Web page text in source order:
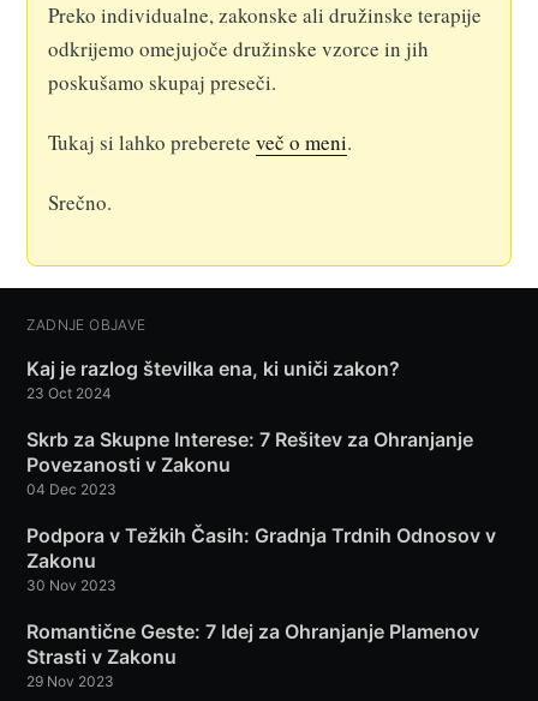
Preko individualne, zakonske ali družinske terapije
odkrijemo omejujoče družinske vzorce in jih
poskušamo skupaj preseči.
Tukaj si lahko prebereteveč o meni.
Srečno.
ZADNJE OBJAVE
Kaj je razlog številka ena, ki uniči zakon?
23 Oct 2024
Skrb za Skupne Interese: 7 Rešitev za Ohranjanje
Povezanosti v Zakonu
04 Dec 2023
Podpora v Težkih Časih: Gradnja Trdnih Odnosov v
Zakonu
30 Nov 2023
Romantične Geste: 7 Idej za Ohranjanje Plamenov
Strasti v Zakonu
29 Nov 2023